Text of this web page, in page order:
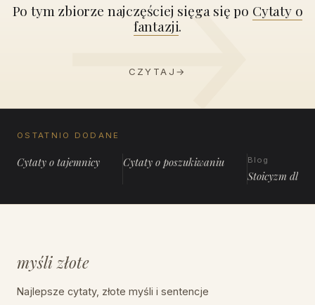
Po tym zbiorze najczęściej sięga się po Cytaty o
fantazji.
CZYTAJ →
OSTATNIO DODANE
Cytaty o tajemnicy Cytaty o poszukiwaniu Blog
Stoicyzm dla
myśli złote
Najlepsze cytaty, złote myśli i sentencje